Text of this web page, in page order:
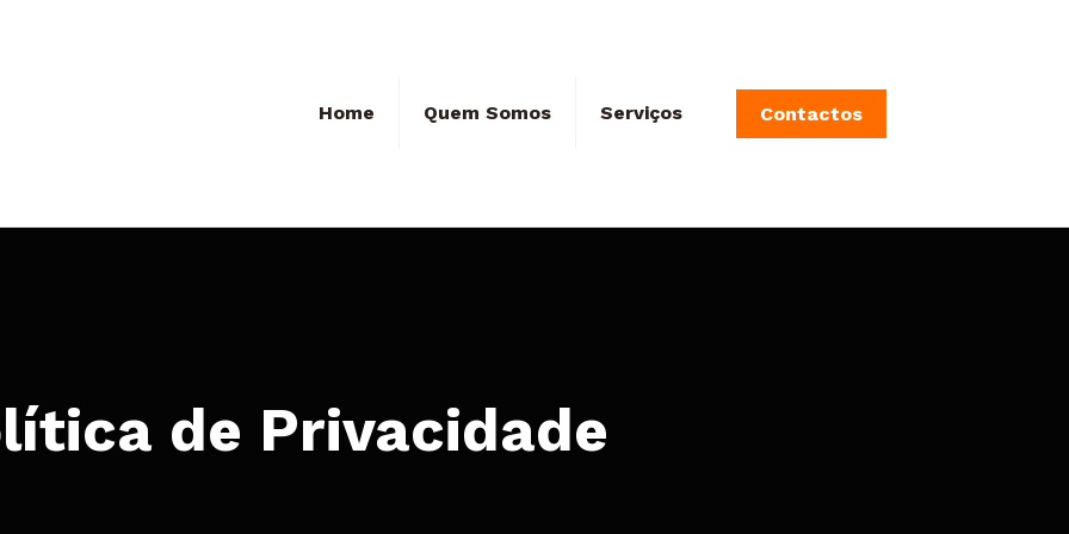
Home Quem Somos Serviços Contactos
de Privacidade